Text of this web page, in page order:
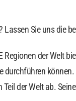
Sie uns die
Regionen der Welt
durchführen können.
der Welt ab.